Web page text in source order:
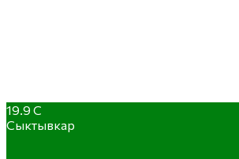
19.9 C
Сыктывкар